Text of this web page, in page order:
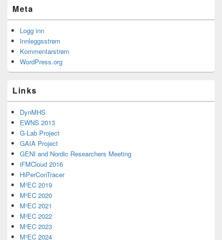
Meta
Logg inn
Innleggsstrøm
Kommentarstrøm
WordPress.org
Links
DynMHS
EWNS 2013
G-Lab Project
GAIA Project
GENI and Nordic Researchers Meeting
iFMCloud 2016
HiPerConTracer
M²EC 2019
M²EC 2020
M²EC 2021
M²EC 2022
M²EC 2023
M²EC 2024